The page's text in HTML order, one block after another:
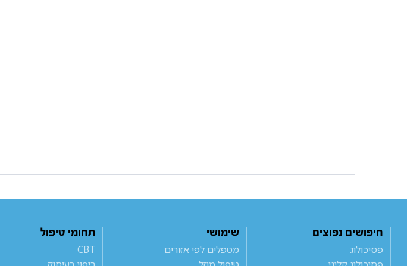
חיפושים נפוצים
פסיכולוג
שימושי
מטפלים לפי אזורים
תחומי טיפול
CBT